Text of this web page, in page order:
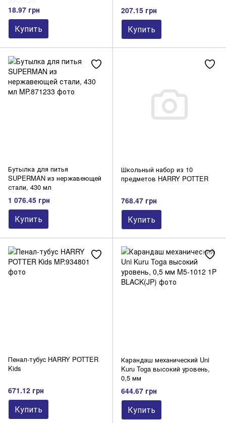
18.97 грн
Купить
207.15 грн
Купить
Бутылка для питья
SUPERMAN из нержавеющей
стали, 430 мл
1 076.45 грн
Купить
Школьный набор из 10
предметов HARRY POTTER
768.47 грн
Купить
Пенал-тубус HARRY POTTER
Kids
671.12 грн
Купить
Карандаш механический Uni
Kuru Toga высокий уровень,
0,5 мм
644.67 грн
Купить